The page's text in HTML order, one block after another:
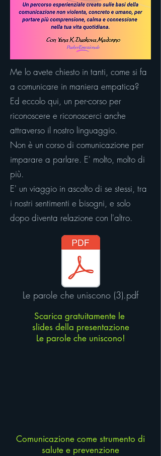
Me lo avete chiesto in tanti, come si fa
a comunicare in maniera empatica?
Ed eccolo qui, un per-corso per
riconoscere e riconoscerci anche
attraverso il nostro linguaggio.
Non è un corso di comunicazione per
imparare a parlare. E' molto, molto di
più.
E' un viaggio in ascolto di se stessi, tra
i nostri sentimenti e bisogni, e solo
dopo diventa relazione con l'altro.
Le parole che uniscono (3).pdf
Scarica gratuitamente le
slides della presentazione
Le parole che uniscono!
Comunicazione come strumento di
salute e prevenzione